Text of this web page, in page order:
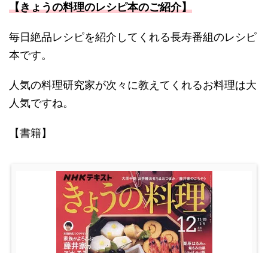
【きょうの料理のレシピ本のご紹介】
毎日絶品レシピを紹介してくれる長寿番組のレシピ
本です。
人気の料理研究家が次々に教えてくれるお料理は大
人気ですね。
【書籍】